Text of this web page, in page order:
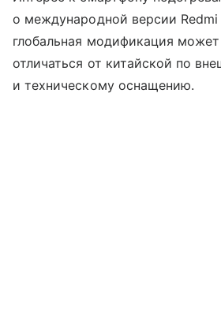
о международной версии Redmi
глобальная модификация
отличаться от китайской по
и техническому оснащению.